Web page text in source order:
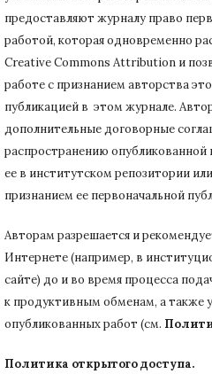
предоставляют журналу право
работой, которая одновременно
Creative Commons Attribution и
работе с признанием авторства
публикацией в этом журнале.
дополнительные договорные
распространению опубликованной
ее в институтском репозитории
признанием ее первоначальной
Авторам разрешается и
Интернете (например, в
сайте) до и во время процесса
к продуктивным обменам, а также
опубликованных работ (см.
Политика открытого доступа.